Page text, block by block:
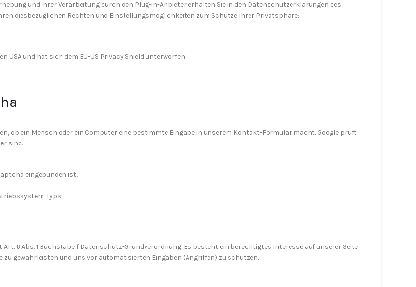
und ihrer Verarbeitung durch den Plug-in-Anbieter erhalten Sie in den Datenschutzerklärungen des
diesbezüglichen Rechten und Einstellungsmöglichkeiten zum Schutze Ihrer Privatsphäre:
USA und hat sich dem EU-US Privacy Shield unterworfen:
ob ein Mensch oder ein Computer eine bestimmte Eingabe in unserem Kontakt-Formular macht. Google prüft
sind:
eingebunden ist,
Typs,
6 Abs. 1 Buchstabe f Datenschutz-Grundverordnung. Es besteht ein berechtigtes Interesse auf unserer Seite
zu gewährleisten und uns vor automatisierten Eingaben (Angriffen) zu schützen.